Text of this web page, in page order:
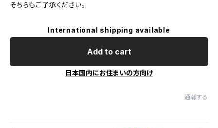
そちらもご了承ください。
International shipping available
Add to cart
日本国内にお住まいの方向け
通報する